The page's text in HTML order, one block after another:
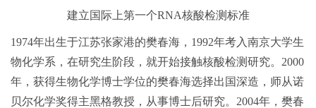
建立国际上第一个RNA核酸检测标准
1974年出生于江苏张家港的樊春海，1992年考入南京大学生
物化学系，在研究生阶段，就开始接触核酸检测研究。2000
年，获得生物化学博士学位的樊春海选择出国深造，师从诺
贝尔化学奖得主黑格教授，从事博士后研究。2004年，樊春